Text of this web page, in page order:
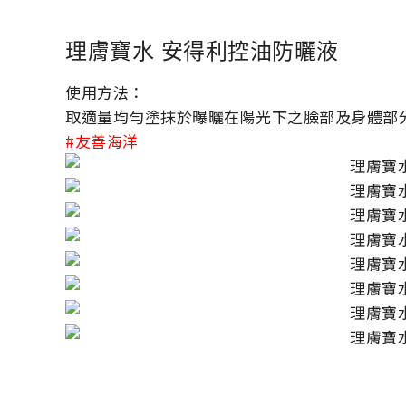
理膚寶水 安得利控油防曬液
使用方法：
取適量均勻塗抹於曝曬在陽光下之臉部及身體部
#友善海洋